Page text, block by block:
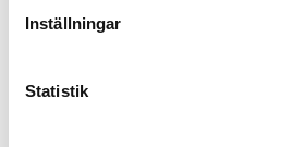
Inställningar
Statistik